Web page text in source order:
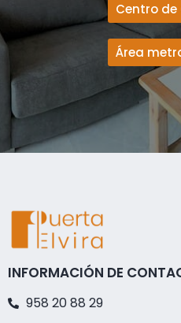
Centro
Área
INFORMACIÓN DE
958 20 88 29